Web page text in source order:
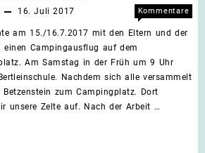
16. Juli 2017
Kommentare
am 15./16.7.2017 mit den Eltern und der
einen Campingausflug auf dem
Am Samstag in der Früh um 9 Uhr
Nachdem sich alle versammelt
zum Campingplatz. Dort
unsere Zelte auf. Nach der Arbeit …